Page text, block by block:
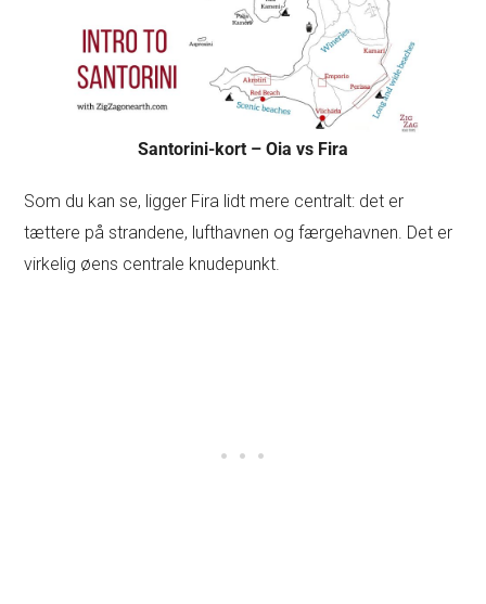
Santorini-kort – Oia vs Fira
Som du kan se, ligger Fira lidt mere centralt: det er
tættere på strandene, lufthavnen og færgehavnen. Det er
virkelig øens centrale knudepunkt.